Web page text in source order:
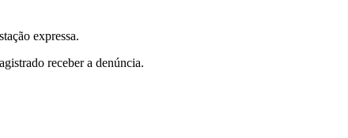
expressa.
receber a denúncia.